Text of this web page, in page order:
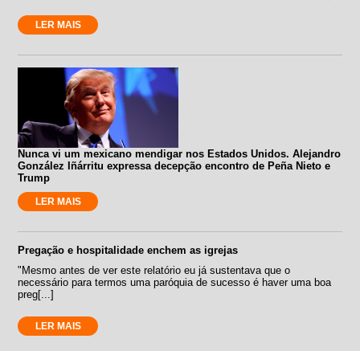
LER MAIS
Nunca vi um mexicano mendigar nos Estados Unidos. Alejandro
González Iñárritu expressa decepção encontro de Peña Nieto e
Trump
LER MAIS
Pregação e hospitalidade enchem as igrejas
"Mesmo antes de ver este relatório eu já sustentava que o
necessário para termos uma paróquia de sucesso é haver uma boa
preg[...]
LER MAIS